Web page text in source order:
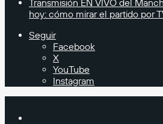
Transmisión EN VIVO del
hoy: cómo mirar el partido por
Seguir
Facebook
X
YouTube
Instagram